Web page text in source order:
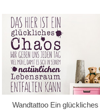
Wandtattoo Ein glückliches